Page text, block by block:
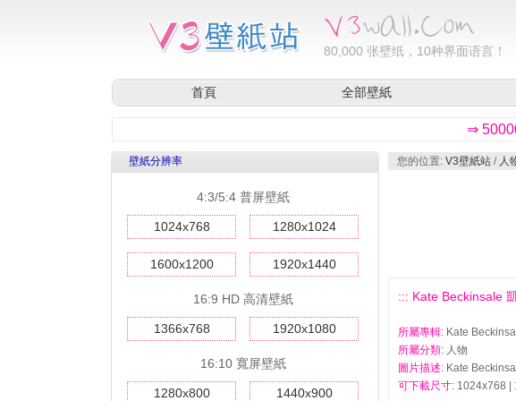
80,000 张壁纸，10种界面语言！
首頁 全部壁紙
⇒
壁紙分辨率
4:3/5:4 普屏壁紙
1024x768 1280x1024
1600x1200 1920x1440
16:9 HD 高清壁紙
1366x768 1920x1080
16:10 寬屏壁紙
1280x800 1440x900
您的位置: V3壁紙站 / 人
::: Kate Beckinsale
所屬專輯: Kate
所屬分類: 人物
圖片描述: Kate
可下載尺寸: 1024x768 |